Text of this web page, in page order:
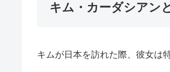
キム・カーダシアン
キムが日本を訪れた際、彼女は